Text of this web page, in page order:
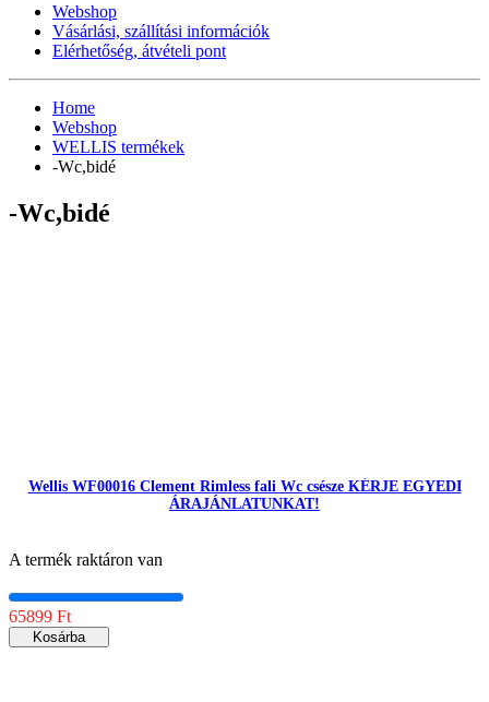
Webshop
Vásárlási, szállítási információk
Elérhetőség, átvételi pont
Home
Webshop
WELLIS termékek
-Wc,bidé
-Wc,bidé
Wellis WF00016 Clement Rimless fali Wc csésze KÉRJE EGYEDI
ÁRAJÁNLATUNKAT!
A termék raktáron van
65899 Ft
Kosárba